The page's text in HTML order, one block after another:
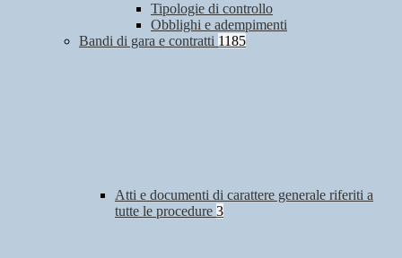
Tipologie di controllo
Obblighi e adempimenti
Bandi di gara e contratti 1185
Atti e documenti di carattere generale riferiti a
tutte le procedure 3